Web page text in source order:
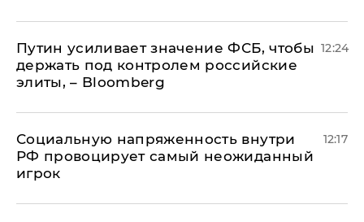
Путин усиливает значение ФСБ, чтобы
держать под контролем российские
элиты, – Bloomberg
12:24
Социальную напряженность внутри
РФ провоцирует самый неожиданный
игрок
12:17